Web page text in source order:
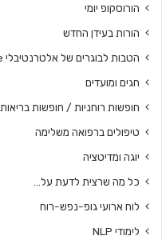
הורוסקופ יומי
הורות בעידן החדש
הטבות לבוגרים של אלטרנטיבלי College
חגים ומועדים
חופשות רוחניות / חופשות בריאות
טיפולים ברפואה משלימה
יוגה ומדיטציה
כל מה שרצית לדעת על…
לוח ארועי גופ-נפש-רוח
לימודי NLP